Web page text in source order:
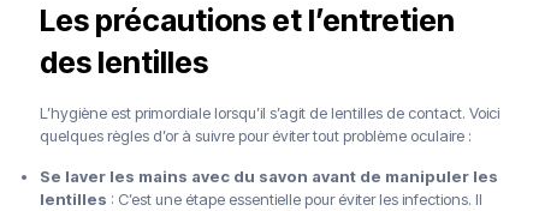
Les précautions et l’entretien
des lentilles
L’hygiène est primordiale lorsqu’il s’agit de lentilles de contact. Voici
quelques règles d’or à suivre pour éviter tout problème oculaire :
Se laver les mains avec du savon avant de manipuler les
lentilles : C’est une étape essentielle pour éviter les infections. Il